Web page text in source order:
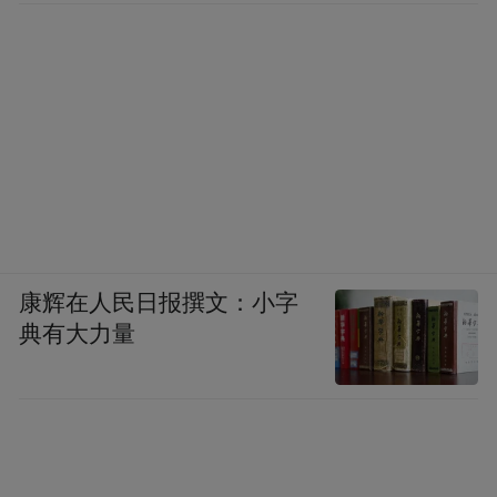
康辉在人民日报撰文：小字
典有大力量